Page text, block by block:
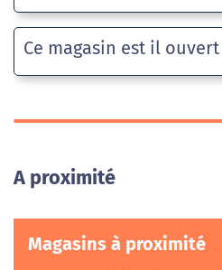
Ce magasin est il
A proximité
Magasins à proximité